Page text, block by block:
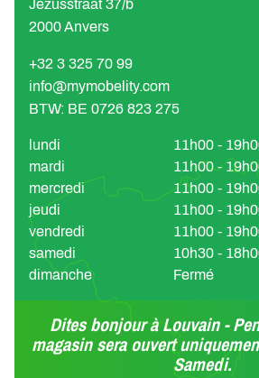
Jezusstraat 37/b
2000 Anvers
+32 3 325 70 99
info@mymobelity.com
BTW: BE 0726 823 275
lundi
11h00 -
mardi
11h00 -
mercredi
11h00 -
jeudi
11h00 -
vendredi
11h00 -
samedi
10h30 -
dimanche
Fermé
Dites bonjour à Louvain -
magasin sera ouvert
Samedi.